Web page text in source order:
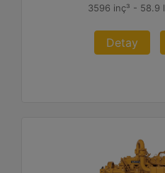
3596 inç³ - 58.9 l
Detay